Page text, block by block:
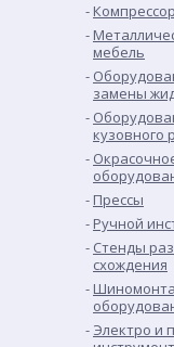
мебель
замены
кузовного
Прессы
Ручной
Стенды
схождения
Электро и